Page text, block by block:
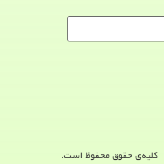
کلیه‌ی حقوق محفوظ است.